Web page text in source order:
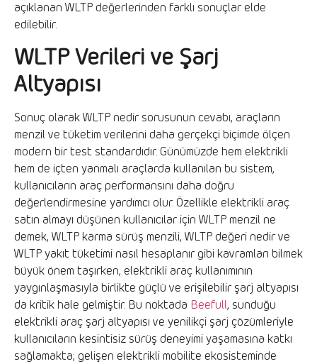
açıklanan WLTP değerlerinden farklı sonuçlar elde
edilebilir.
WLTP Verileri ve Şarj
Altyapısı
Sonuç olarak WLTP nedir sorusunun cevabı, araçların
menzil ve tüketim verilerini daha gerçekçi biçimde ölçen
modern bir test standardıdır. Günümüzde hem elektrikli
hem de içten yanmalı araçlarda kullanılan bu sistem,
kullanıcıların araç performansını daha doğru
değerlendirmesine yardımcı olur. Özellikle elektrikli araç
satın almayı düşünen kullanıcılar için WLTP menzil ne
demek, WLTP karma sürüş menzili, WLTP değeri nedir ve
WLTP yakıt tüketimi nasıl hesaplanır gibi kavramları bilmek
büyük önem taşırken, elektrikli araç kullanımının
yaygınlaşmasıyla birlikte güçlü ve erişilebilir şarj altyapısı
da kritik hale gelmiştir. Bu noktada Beefull, sunduğu
elektrikli araç şarj altyapısı ve yenilikçi şarj çözümleriyle
kullanıcıların kesintisiz sürüş deneyimi yaşamasına katkı
sağlamakta; gelişen elektrikli mobilite ekosisteminde